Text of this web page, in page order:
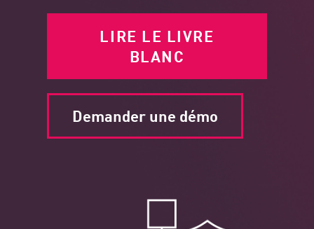
LIRE LE LIVRE
BLANC
Demander une démo